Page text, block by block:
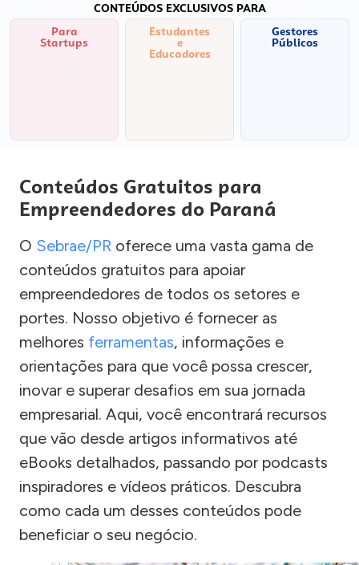
CONTEÚDOS EXCLUSIVOS PARA
Para
Startups
Estudantes
e
Educadores
Gestores
Públicos
Conteúdos Gratuitos para
Empreendedores do Paraná
O Sebrae/PR oferece uma vasta gama de
conteúdos gratuitos para apoiar
empreendedores de todos os setores e
portes. Nosso objetivo é fornecer as
melhores ferramentas, informações e
orientações para que você possa crescer,
inovar e superar desafios em sua jornada
empresarial. Aqui, você encontrará recursos
que vão desde artigos informativos até
eBooks detalhados, passando por podcasts
inspiradores e vídeos práticos. Descubra
como cada um desses conteúdos pode
beneficiar o seu negócio.